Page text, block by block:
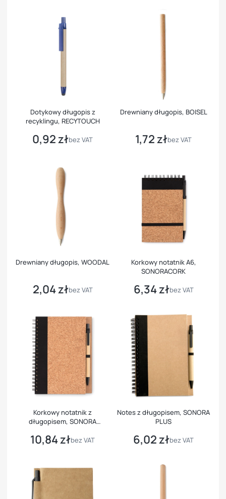
Dotykowy długopis z
recyklingu, RECYTOUCH
Cena
0,92 złbez VAT
Drewniany długopis, BOISEL
Cena
1,72 złbez VAT
Drewniany długopis, WOODAL
Cena
2,04 złbez VAT
Korkowy notatnik A6,
SONORACORK
Cena
6,34 złbez VAT
Korkowy notatnik z
długopisem, SONORA
Cena
10,84 złbez VAT
Notes z długopisem, SONORA
PLUS
Cena
6,02 złbez VAT